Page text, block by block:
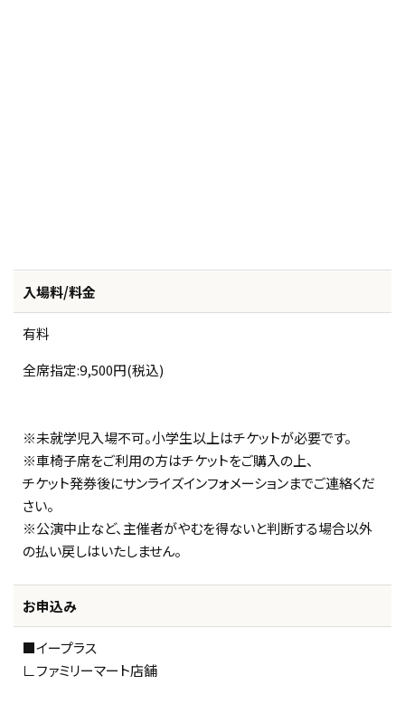
入場料/料金
有料
全席指定:9,500円(税込)
※未就学児入場不可。小学生以上はチケットが必要です。
※車椅子席をご利用の方はチケットをご購入の上、
チケット発券後にサンライズインフォメーションまでご連絡くだ
さい。
※公演中止など、主催者がやむを得ないと判断する場合以外
の払い戻しはいたしません。
お申込み
■イープラス
∟ファミリーマート店舗